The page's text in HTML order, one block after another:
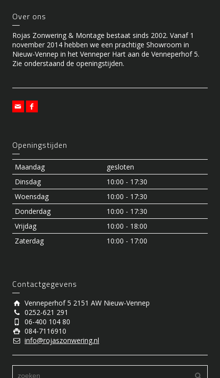
Over ons
Rojas Zonwering & Montage bestaat sinds 2002. Vanaf 1
november 2014 hebben we een prachtige Showroom in
Nieuw-Vennep in het Venneper Hart aan de Venneperhof 5.
Zie onderstaand de openingstijden.
Openingstijden
Maandag
gesloten
Dinsdag
10:00 - 17:30
Woensdag
10:00 - 17:30
Donderdag
10:00 - 17:30
Vrijdag
10:00 - 18:00
Zaterdag
10:00 - 17:00
Contactgegevens
Venneperhof 5 2151 AW Nieuw-Vennep
0252-621 291
06-400 104 80
084-7116910
info@rojaszonwering.nl